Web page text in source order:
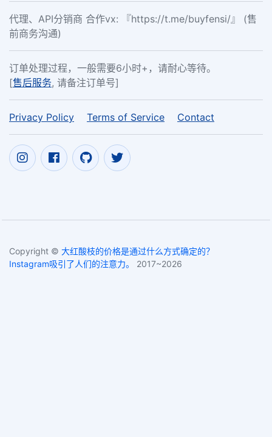
代理、API分销商 合作vx: 『https://t.me/buyfensi/』 (售
前商务沟通)
订单处理过程，一般需要6小时+，请耐心等待。
[售后服务, 请备注订单号]
Privacy Policy Terms of Service Contact
Copyright © 大红酸枝的价格是通过什么方式确定的？
Instagram吸引了人们的注意力。
2017~2026